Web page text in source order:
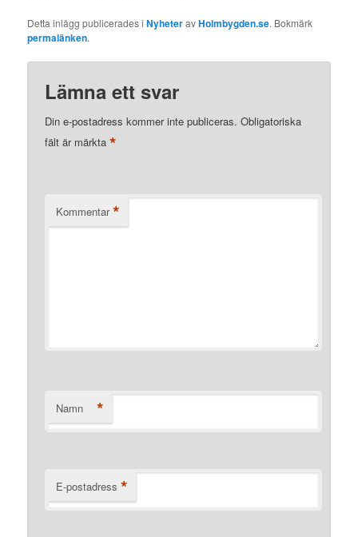
Detta inlägg publicerades iNyheteravHolmbygden.se. Bokmärk
permalänken.
Lämna ett svar
Din e-postadress kommer inte publiceras. Obligatoriska
fält är märkta*
Kommentar *
Namn *
E-postadress *